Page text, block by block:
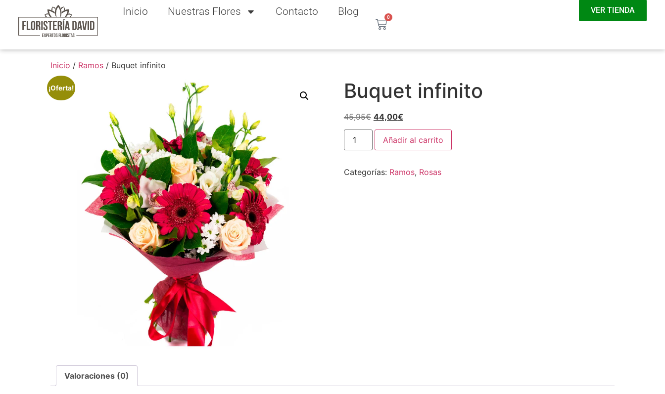
Inicio Nuestras Flores Contacto Blog 0
VER TIENDA
Inicio / Ramos / Buquet infinito
¡Oferta! Buquet infinito
45,95€ 44,00€
Añadir al carrito
Categorías: Ramos, Rosas
Valoraciones (0)